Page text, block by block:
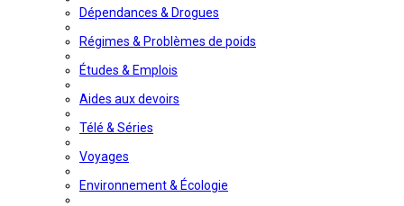
Dépendances & Drogues
Régimes & Problèmes de poids
Études & Emplois
Aides aux devoirs
Télé & Séries
Voyages
Environnement & Écologie